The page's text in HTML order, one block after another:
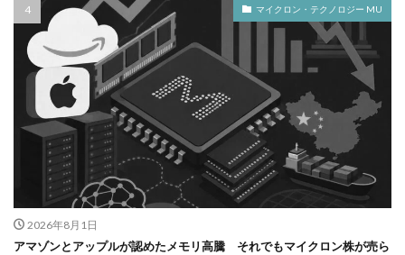
マイクロン・テクノロジー MU
2026年8月1日
アマゾンとアップルが認めたメモリ高騰 それでもマイクロン株が売ら